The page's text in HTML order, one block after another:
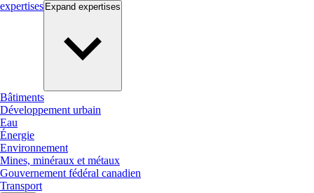
expertises Expand expertises
Bâtiments
Développement urbain
Eau
Énergie
Environnement
Mines, minéraux et métaux
Gouvernement fédéral canadien
Transport